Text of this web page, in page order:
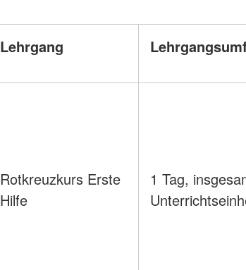
Lehrgang
Rotkreuzkurs Erste
Hilfe
1 Tag,